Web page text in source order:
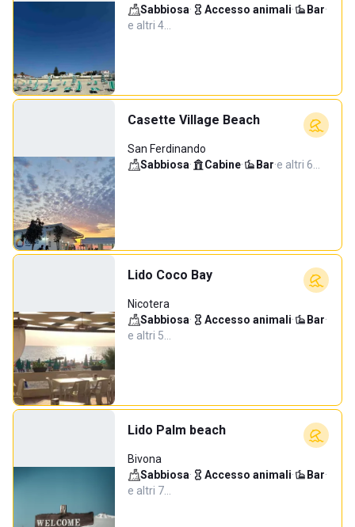
Sabbiosa· Accesso animali· Bar·
e altri 4…
Casette Village Beach
San Ferdinando
Sabbiosa· Cabine· Bar·e altri 6…
Lido Coco Bay
Nicotera
Sabbiosa· Accesso animali· Bar·
e altri 5…
Lido Palm beach
Bivona
Sabbiosa· Accesso animali· Bar·
e altri 7…